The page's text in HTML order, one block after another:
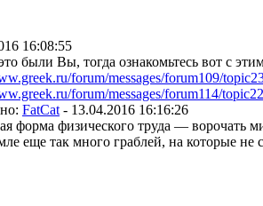
16:08:55
были Вы, тогда ознакомьтесь вот с
forum/messages/forum109/
forum/messages/forum114/
FatCat - 13.04.2016 16:16:26
форма физического труда — ворочать
еще так много граблей, на которые не